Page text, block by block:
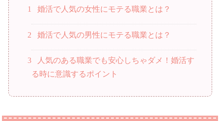
1 婚活で人気の女性にモテる職業とは？
2 婚活で人気の男性にモテる職業とは？
3
人気のある職業でも安心しちゃダメ！婚活す
る時に意識するポイント